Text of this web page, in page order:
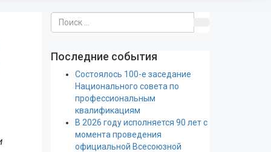
Последние события
Состоялось 100-е заседание
Национального совета по
профессиональным
квалификациям
В 2026 году исполняется 90 лет с
момента проведения
официальной Всесоюзной